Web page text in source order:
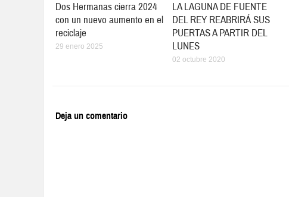
Dos Hermanas cierra 2024
con un nuevo aumento en el
reciclaje
29 enero 2025
LA LAGUNA DE FUENTE
DEL REY REABRIRÁ SUS
PUERTAS A PARTIR DEL
LUNES
02 octubre 2020
Deja un comentario